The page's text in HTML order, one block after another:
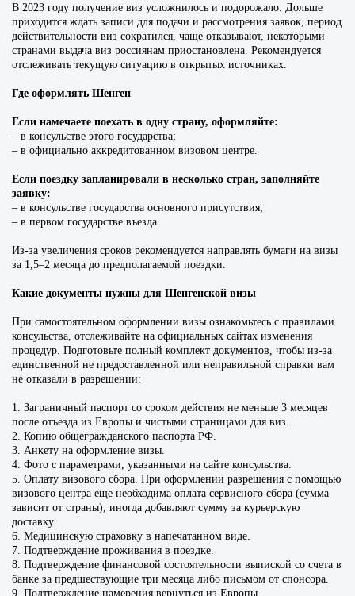
В 2023 году получение виз усложнилось и подорожало. Дольше
приходится ждать записи для подачи и рассмотрения заявок, период
действительности виз сократился, чаще отказывают, некоторыми
странами выдача виз россиянам приостановлена. Рекомендуется
отслеживать текущую ситуацию в открытых источниках.
Где оформлять Шенген
Если намечаете поехать в одну страну, оформляйте:
– в консульстве этого государства;
– в официально аккредитованном визовом центре.
Если поездку запланировали в несколько стран, заполняйте
заявку:
– в консульстве государства основного присутствия;
– в первом государстве въезда.
Из-за увеличения сроков рекомендуется направлять бумаги на визы
за 1,5–2 месяца до предполагаемой поездки.
Какие документы нужны для Шенгенской визы
При самостоятельном оформлении визы ознакомьтесь с правилами
консульства, отслеживайте на официальных сайтах изменения
процедур. Подготовьте полный комплект документов, чтобы из-за
единственной не предоставленной или неправильной справки вам
не отказали в разрешении:
1. Заграничный паспорт со сроком действия не меньше 3 месяцев
после отъезда из Европы и чистыми страницами для виз.
2. Копию общегражданского паспорта РФ.
3. Анкету на оформление визы.
4. Фото с параметрами, указанными на сайте консульства.
5. Оплату визового сбора. При оформлении разрешения с помощью
визового центра еще необходима оплата сервисного сбора (сумма
зависит от страны), иногда добавляют сумму за курьерскую
доставку.
6. Медицинскую страховку в напечатанном виде.
7. Подтверждение проживания в поездке.
8. Подтверждение финансовой состоятельности выпиской со счета в
банке за предшествующие три месяца либо письмом от спонсора.
9. Подтверждение намерения вернуться из Европы.